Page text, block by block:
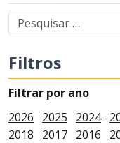
Filtros
Filtrar por ano
2026
2025 2024
2018
2017 2016